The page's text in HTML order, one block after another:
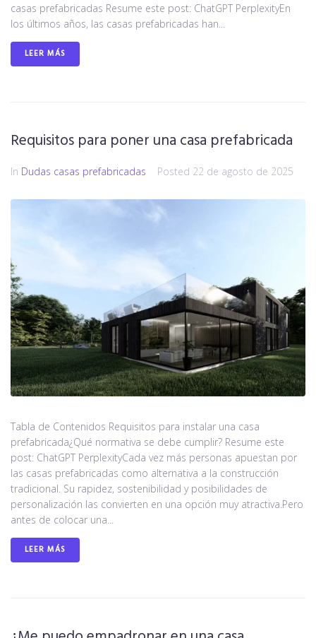
casas prefabricadas Resume este post: ChatGPT PerplexityEn
los últimos años, las casas prefabricadas han...
LEER MÁS
Requisitos para poner una casa prefabricada
In Dudas casas prefabricadas Posted 22 de agosto de 2025
Tabla de Contenidos Requisitos para instalar una casa
prefabricada¿Qué normativa se debe cumplir? Resume este
post: ChatGPT PerplexityCada vez más personas apuestan por
las casas prefabricadas como alternativa a la construcción
tradicional. Su rapidez, sostenibilidad y posibilidades de
personalización las convierten en una opción muy atractiva.Pero
antes de colocar una...
LEER MÁS